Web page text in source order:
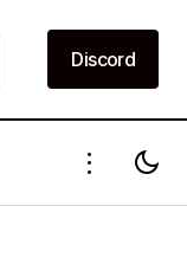
Discord
Discord